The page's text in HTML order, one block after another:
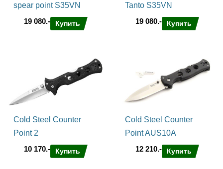
spear point S35VN
19 080.-
Купить
Tanto S35VN
19 080.-
Купить
Cold Steel Counter
Point 2
10 170.-
Купить
Cold Steel Counter
Point AUS10A
12 210.-
Купить